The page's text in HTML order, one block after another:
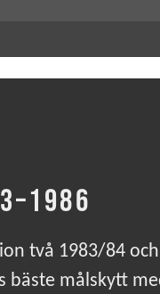
två 1983/84
bäste målskytt